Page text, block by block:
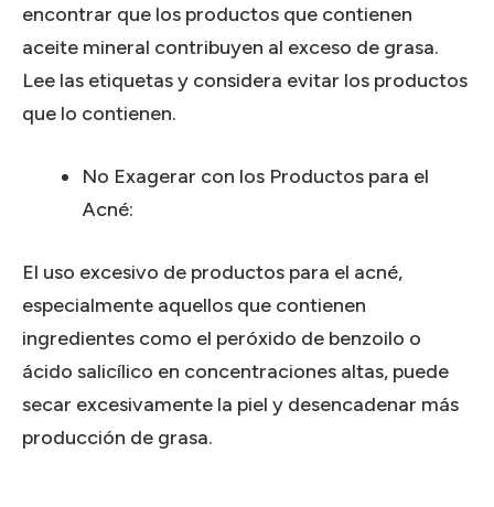
encontrar que los productos que contienen
aceite mineral contribuyen al exceso de grasa.
Lee las etiquetas y considera evitar los productos
que lo contienen.
No Exagerar con los Productos para el
Acné:
El uso excesivo de productos para el acné,
especialmente aquellos que contienen
ingredientes como el peróxido de benzoilo o
ácido salicílico en concentraciones altas, puede
secar excesivamente la piel y desencadenar más
producción de grasa.